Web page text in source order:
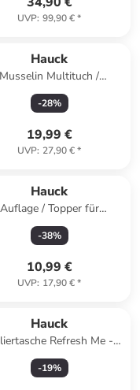
UVP: 99,90 €*
Hauck
Musselin Multituch /
Spucktuch
-28%
19,99 €
UVP: 27,90 €*
Hauck
Auflage / Topper für
Disney in beige
-38%
10,99 €
UVP: 17,90 €*
Hauck
Refresh Me -
Schwarz in black
-19%